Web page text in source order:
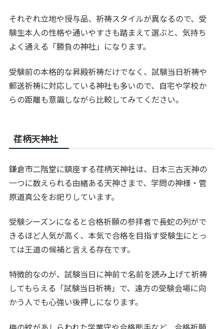
それぞれ立地や授与品、祈祷スタイルが異なるので、受
験生本人の性格や通いやすさも踏まえて選ぶと、気持ち
よく通える「勝負の神社」になります。
受験前の本格的な昇殿祈祷だけでなく、試験当日祈祷や
郵送祈祷に対応している神社も多いので、自宅や学校か
らの距離も意識しながら比較してみてください。
荏柄天神社
鎌倉市二階堂に鎮座する荏柄天神社は、日本三古天神の
一つに数えられる由緒ある天神さまで、学問の神様・菅
原道真公をお祀りしています。
受験シーズンになると合格祈願の参拝者で長蛇の列がで
きるほど人気が高く、本気で合格を目指す受験生にとっ
ては王道の候補と言える存在です。
特徴的なのが、試験当日に神前で名前を読み上げて祈祷
してもらえる「試験当日祈祷」で、遠方の受験会場に向
かう人でも心強い後押しになります。